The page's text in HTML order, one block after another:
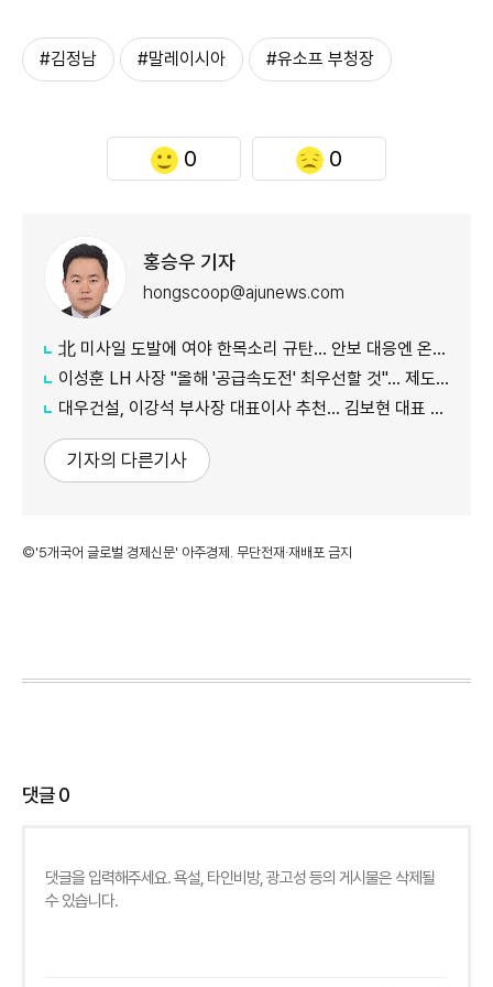
#김정남 #말레이시아 #유소프 부청장
0 0
홍승우 기자
hongscoop@ajunews.com
北 미사일 도발에 여야 한목소리 규탄… 안보 대응엔 온도차
이성훈 LH 사장 "올해 '공급속도전' 최우선할 것"… 제도 개선·직원 참여 독려
대우건설, 이강석 부사장 대표이사 추천… 김보현 대표 용퇴
기자의 다른기사
©'5개국어 글로벌 경제신문' 아주경제. 무단전재·재배포 금지
댓글0